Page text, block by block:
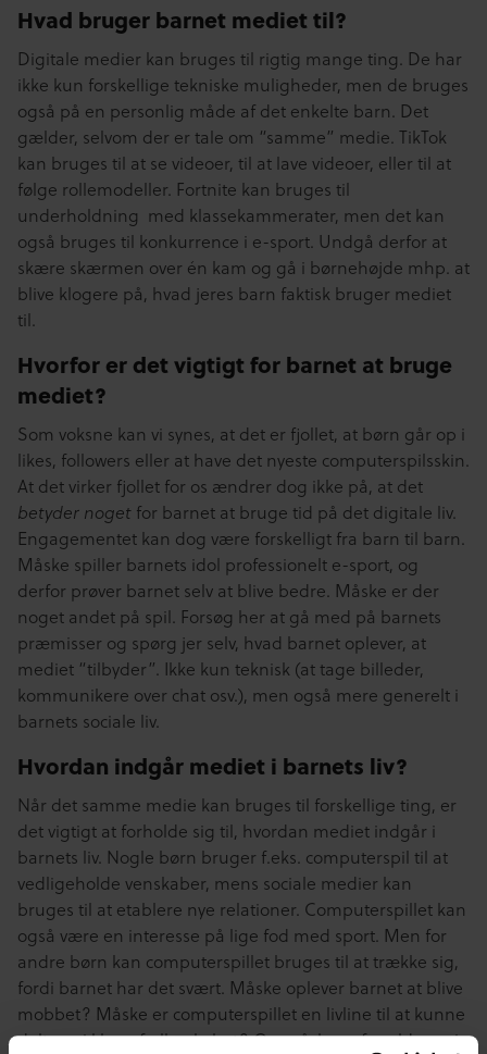
Hvad bruger barnet mediet til?
Digitale medier kan bruges til rigtig mange ting. De har
ikke kun forskellige tekniske muligheder, men de bruges
også på en personlig måde af det enkelte barn. Det
gælder, selvom der er tale om “samme” medie. TikTok
kan bruges til at se videoer, til at lave videoer, eller til at
følge rollemodeller. Fortnite kan bruges til
underholdning med klassekammerater, men det kan
også bruges til konkurrence i e-sport. Undgå derfor at
skære skærmen over én kam og gå i børnehøjde mhp. at
blive klogere på, hvad jeres barn faktisk bruger mediet
til.
Hvorfor er det vigtigt for barnet at bruge
mediet?
Som voksne kan vi synes, at det er fjollet, at børn går op i
likes, followers eller at have det nyeste computerspilsskin.
At det virker fjollet for os ændrer dog ikke på, at det
betyder noget for barnet at bruge tid på det digitale liv.
Engagementet kan dog være forskelligt fra barn til barn.
Måske spiller barnets idol professionelt e-sport, og
derfor prøver barnet selv at blive bedre. Måske er der
noget andet på spil. Forsøg her at gå med på barnets
præmisser og spørg jer selv, hvad barnet oplever, at
mediet “tilbyder”. Ikke kun teknisk (at tage billeder,
kommunikere over chat osv.), men også mere generelt i
barnets sociale liv.
Hvordan indgår mediet i barnets liv?
Når det samme medie kan bruges til forskellige ting, er
det vigtigt at forholde sig til, hvordan mediet indgår i
barnets liv. Nogle børn bruger f.eks. computerspil til at
vedligeholde venskaber, mens sociale medier kan
bruges til at etablere nye relationer. Computerspillet kan
også være en interesse på lige fod med sport. Men for
andre børn kan computerspillet bruges til at trække sig,
fordi barnet har det svært. Måske oplever barnet at blive
mobbet? Måske er computerspillet en livline til at kunne
deltage i klassefællesskabet? Og måske er forældrene i